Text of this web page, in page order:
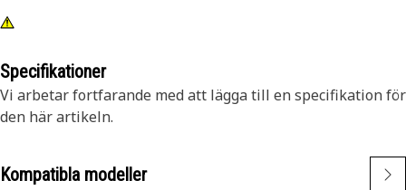
Specifikationer
Vi arbetar fortfarande med att lägga till en specifikation för
den här artikeln.
Kompatibla modeller